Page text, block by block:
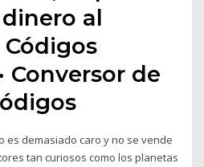
al
Conversor de
es demasiado caro y no se vende
tan curiosos como los planetas